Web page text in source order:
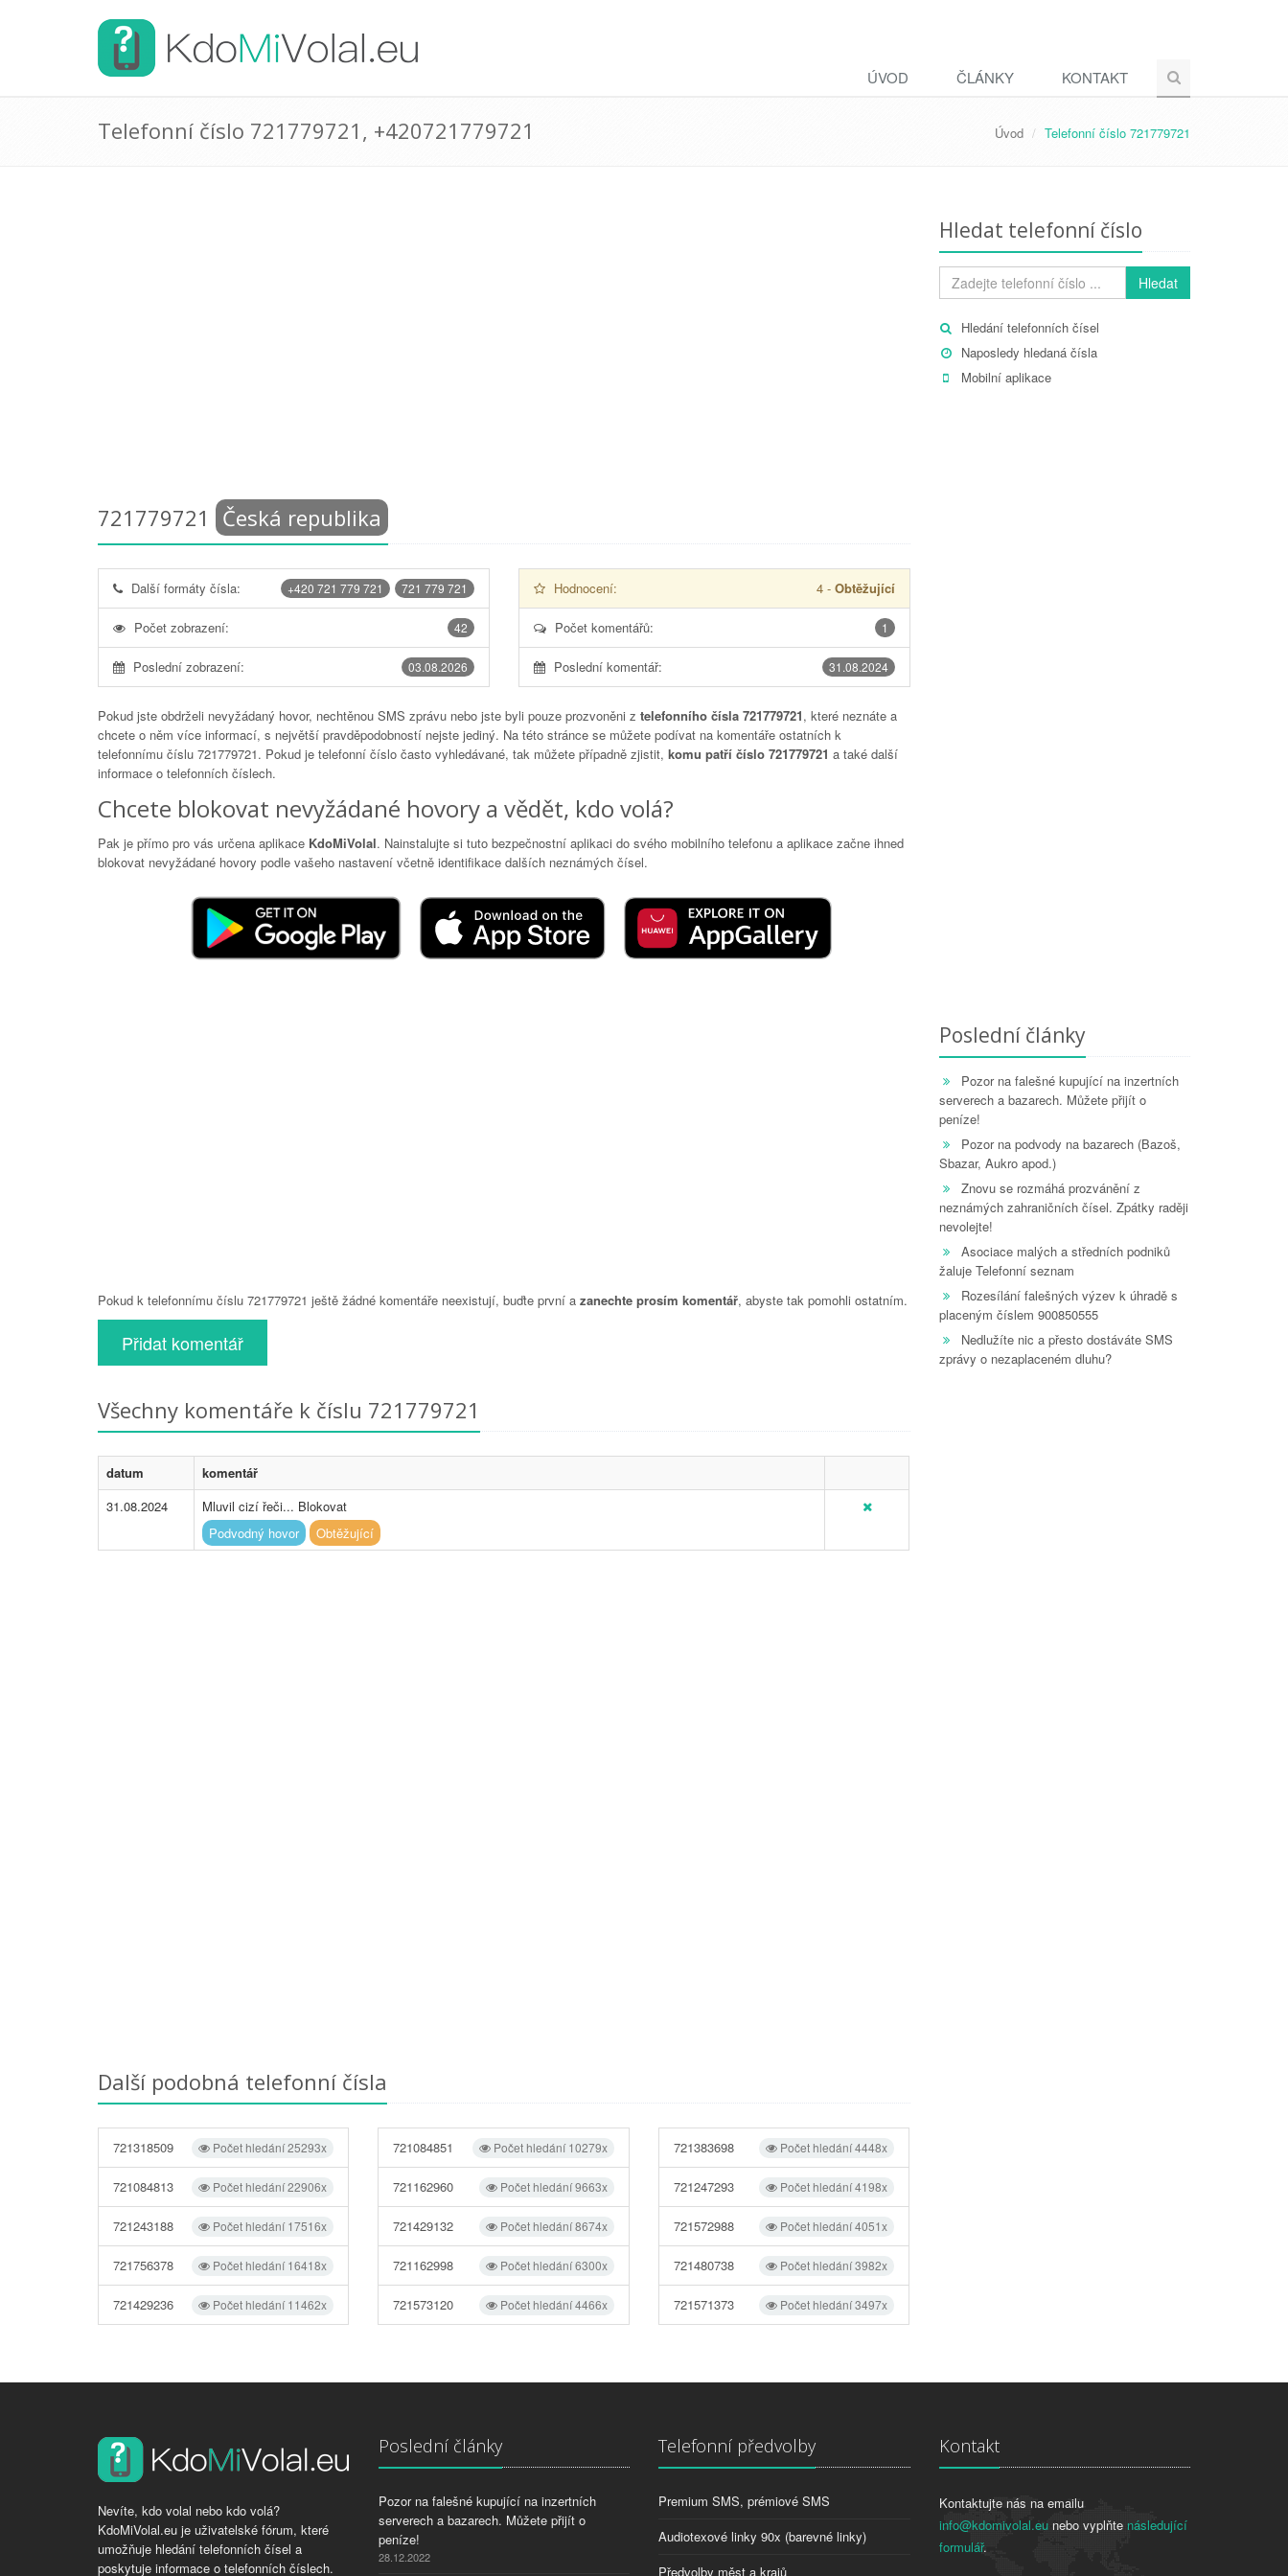
ÚVOD ČLÁNKY KONTAKT
Telefonní číslo 721779721, +420721779721 Úvod Telefonní číslo 721779721
721779721 Česká republika
721 779 721
+420 721 779 721
Další formáty čísla:
42
Počet zobrazení:
03.08.2026
Poslední zobrazení:
Hodnocení: 4- Obtěžující
1
Počet komentářů:
31.08.2024
Poslední komentář:
Pokud jste obdrželi nevyžádaný hovor, nechtěnou SMS zprávu nebo jste byli pouze prozvoněni z telefonního čísla 721779721, které neznáte a
chcete o něm více informací, s největší pravděpodobností nejste jediný. Na této stránce se můžete podívat na komentáře ostatních k
telefonnímu číslu 721779721. Pokud je telefonní číslo často vyhledávané, tak můžete případně zjistit, komu patří číslo 721779721 a také další
informace o telefonních číslech.
Chcete blokovat nevyžádané hovory a vědět, kdo volá?
Pak je přímo pro vás určena aplikace KdoMiVolal. Nainstalujte si tuto bezpečnostní aplikaci do svého mobilního telefonu a aplikace začne ihned
blokovat nevyžádané hovory podle vašeho nastavení včetně identifikace dalších neznámých čísel.
Pokud k telefonnímu číslu 721779721 ještě žádné komentáře neexistují, buďte první a zanechte prosím komentář, abyste tak pomohli ostatním.
Přidat komentář
Všechny komentáře k číslu 721779721
datum
komentář
31.08.2024
Mluvil cizí řeči... Blokovat
Podvodný hovor
Obtěžující
Další podobná telefonní čísla
Počet hledání 25293x
721318509
Počet hledání 22906x
721084813
Počet hledání 17516x
721243188
Počet hledání 16418x
721756378
Počet hledání 11462x
721429236
Počet hledání 10279x
721084851
Počet hledání 9663x
721162960
Počet hledání 8674x
721429132
Počet hledání 6300x
721162998
Počet hledání 4466x
721573120
Počet hledání 4448x
721383698
Počet hledání 4198x
721247293
Počet hledání 4051x
721572988
Počet hledání 3982x
721480738
Počet hledání 3497x
721571373
Hledat telefonní číslo
Hledat
Hledání telefonních čísel
Naposledy hledaná čísla
Mobilní aplikace
Poslední články
Pozor na falešné kupující na inzertních
serverech a bazarech. Můžete přijít o
peníze!
Pozor na podvody na bazarech (Bazoš,
Sbazar, Aukro apod.)
Znovu se rozmáhá prozvánění z
neznámých zahraničních čísel. Zpátky raději
nevolejte!
Asociace malých a středních podniků
žaluje Telefonní seznam
Rozesílání falešných výzev k úhradě s
placeným číslem 900850555
Nedlužíte nic a přesto dostáváte SMS
zprávy o nezaplaceném dluhu?
Nevíte, kdo volal nebo kdo volá?
KdoMiVolal.eu je uživatelské fórum, které
umožňuje hledání telefonních čísel a
poskytuje informace o telefonních číslech.
Poslední články
Pozor na falešné kupující na inzertních
serverech a bazarech. Můžete přijít o
peníze!
28.12.2022
Telefonní předvolby
Premium SMS, prémiové SMS
Audiotexové linky 90x (barevné linky)
Předvolby měst a krajů
Kontakt
Kontaktujte nás na emailu
info@kdomivolal.eunebo vyplňte následující
formulář.